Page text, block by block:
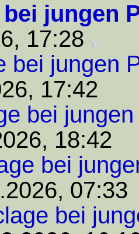
jungen
17:28
bei jungen
17:42
bei
18:42
bei
07:33
bei